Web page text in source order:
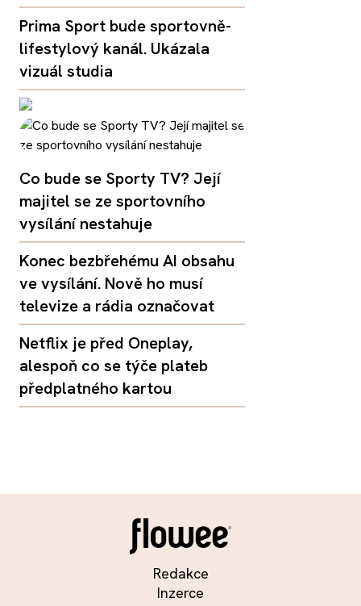
Prima Sport bude sportovně-
lifestylový kanál. Ukázala
vizuál studia
Co bude se Sporty TV? Její
majitel se ze sportovního
vysílání nestahuje
Konec bezbřehému AI obsahu
ve vysílání. Nově ho musí
televize a rádia označovat
Netflix je před Oneplay,
alespoň co se týče plateb
předplatného kartou
Redakce
Inzerce